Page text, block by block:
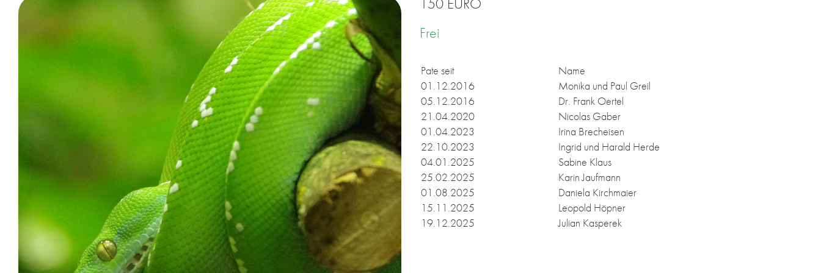
Frei
Pate seit
Name
01.12.2016
Mo­ni­ka und Paul Greil
05.12.2016
Dr. Frank Oer­tel
21.04.2020
Ni­co­las Ga­ber
01.04.2023
Iri­na Brech­ei­sen
22.10.2023
In­grid und Ha­rald Her­de
04.01.2025
Sa­bi­ne Klaus
25.02.2025
Ka­rin Jauf­mann
01.08.2025
Da­nie­la Kirch­mai­er
15.11.2025
Leo­pold Höp­ner
19.12.2025
Ju­li­an Kas­pe­rek